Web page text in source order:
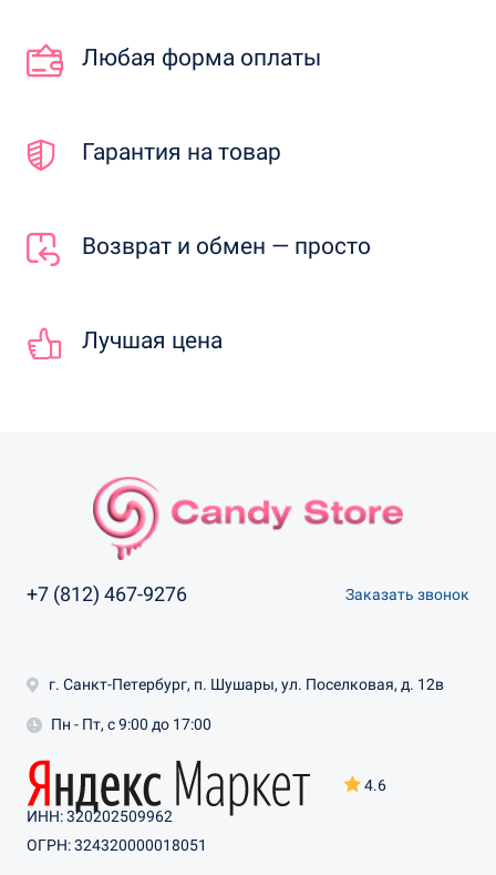
Любая форма оплаты
Гарантия на товар
Возврат и обмен — просто
Лучшая цена
+7 (812) 467-9276 Заказать звонок
4.6
г. Санкт-Петербург, п. Шушары, ул. Поселковая, д. 12в
Пн - Пт, с 9:00 до 17:00
ИНН: 320202509962
ОГРН: 324320000018051